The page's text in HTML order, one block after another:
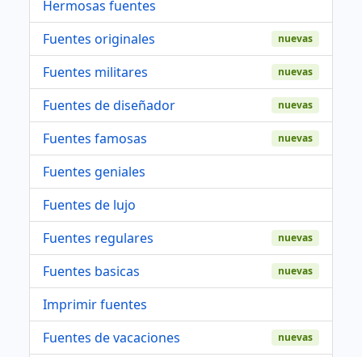
Hermosas fuentes
Fuentes originales
nuevas
Fuentes militares nuevas
Fuentes de diseñador nuevas
Fuentes famosas nuevas
Fuentes geniales
Fuentes de lujo
Fuentes regulares
nuevas
Fuentes basicas nuevas
Imprimir fuentes
Fuentes de vacaciones
nuevas